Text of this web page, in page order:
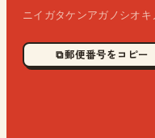
ニイガタケンアガノシオキ
⧉ 郵便番号をコピー